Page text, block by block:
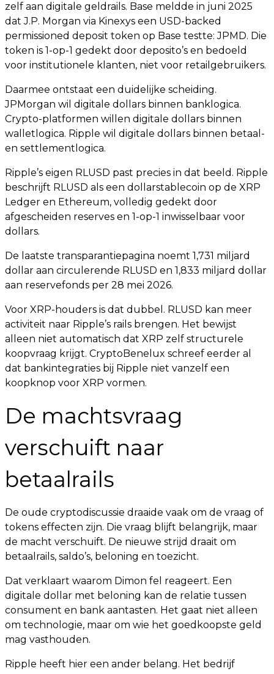
zelf aan digitale geldrails. Base meldde in juni 2025
dat J.P. Morgan via Kinexys een USD-backed
permissioned deposit token op Base testte: JPMD. Die
token is 1-op-1 gedekt door deposito’s en bedoeld
voor institutionele klanten, niet voor retailgebruikers.
Daarmee ontstaat een duidelijke scheiding.
JPMorgan wil digitale dollars binnen banklogica.
Crypto-platformen willen digitale dollars binnen
walletlogica. Ripple wil digitale dollars binnen betaal-
en settlementlogica.
Ripple’s eigen RLUSD past precies in dat beeld. Ripple
beschrijft RLUSD als een dollarstablecoin op de XRP
Ledger en Ethereum, volledig gedekt door
afgescheiden reserves en 1-op-1 inwisselbaar voor
dollars.
De laatste transparantiepagina noemt 1,731 miljard
dollar aan circulerende RLUSD en 1,833 miljard dollar
aan reservefonds per 28 mei 2026.
Voor XRP-houders is dat dubbel. RLUSD kan meer
activiteit naar Ripple’s rails brengen. Het bewijst
alleen niet automatisch dat XRP zelf structurele
koopvraag krijgt. CryptoBenelux schreef eerder al
dat bankintegraties bij Ripple niet vanzelf een
koopknop voor XRP vormen.
De machtsvraag
verschuift naar
betaalrails
De oude cryptodiscussie draaide vaak om de vraag of
tokens effecten zijn. Die vraag blijft belangrijk, maar
de macht verschuift. De nieuwe strijd draait om
betaalrails, saldo’s, beloning en toezicht.
Dat verklaart waarom Dimon fel reageert. Een
digitale dollar met beloning kan de relatie tussen
consument en bank aantasten. Het gaat niet alleen
om technologie, maar om wie het goedkoopste geld
mag vasthouden.
Ripple heeft hier een ander belang. Het bedrijf